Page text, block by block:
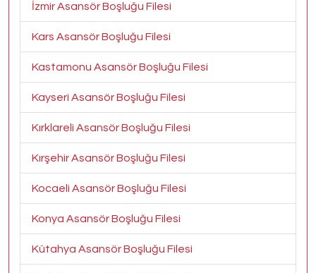
İzmir Asansör Boşluğu Filesi
Kars Asansör Boşluğu Filesi
Kastamonu Asansör Boşluğu Filesi
Kayseri Asansör Boşluğu Filesi
Kırklareli Asansör Boşluğu Filesi
Kırşehir Asansör Boşluğu Filesi
Kocaeli Asansör Boşluğu Filesi
Konya Asansör Boşluğu Filesi
Kütahya Asansör Boşluğu Filesi